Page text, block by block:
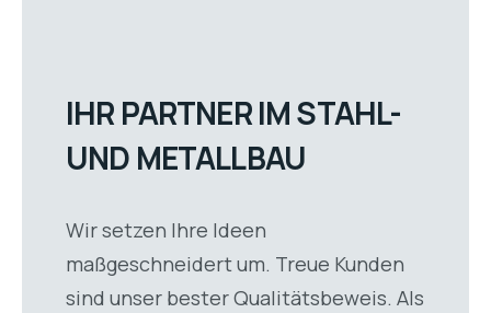
IHR PARTNER IM STAHL-
UND METALLBAU
Wir setzen Ihre Ideen
maßgeschneidert um. Treue Kunden
sind unser bester Qualitätsbeweis. Als